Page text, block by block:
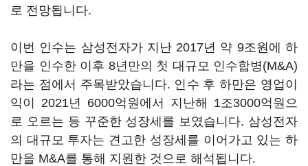
로 전망됩니다.
이번 인수는 삼성전자가 지난 2017년 약 9조원에 하
만을 인수한 이후 8년만의 첫 대규모 인수합병(M&A)
라는 점에서 주목받았습니다. 인수 후 하만은 영업이
익이 2021년 6000억원에서 지난해 1조3000억원으
로 오르는 등 꾸준한 성장세를 보였습니다. 삼성전자
의 대규모 투자는 견고한 성장세를 이어가고 있는 하
만을 M&A를 통해 지원한 것으로 해석됩니다.